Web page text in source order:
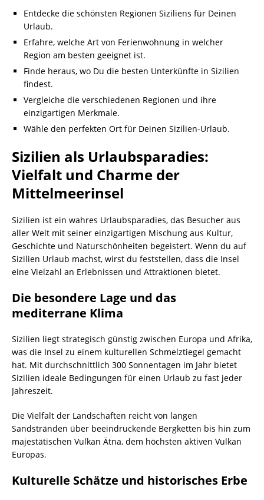
Entdecke die schönsten Regionen Siziliens für Deinen
Urlaub.
Erfahre, welche Art von Ferienwohnung in welcher
Region am besten geeignet ist.
Finde heraus, wo Du die besten Unterkünfte in Sizilien
findest.
Vergleiche die verschiedenen Regionen und ihre
einzigartigen Merkmale.
Wähle den perfekten Ort für Deinen Sizilien-Urlaub.
Sizilien als Urlaubsparadies:
Vielfalt und Charme der
Mittelmeerinsel
Sizilien ist ein wahres Urlaubsparadies, das Besucher aus
aller Welt mit seiner einzigartigen Mischung aus Kultur,
Geschichte und Naturschönheiten begeistert. Wenn du auf
Sizilien Urlaub machst, wirst du feststellen, dass die Insel
eine Vielzahl an Erlebnissen und Attraktionen bietet.
Die besondere Lage und das
mediterrane Klima
Sizilien liegt strategisch günstig zwischen Europa und Afrika,
was die Insel zu einem kulturellen Schmelztiegel gemacht
hat. Mit durchschnittlich 300 Sonnentagen im Jahr bietet
Sizilien ideale Bedingungen für einen Urlaub zu fast jeder
Jahreszeit.
Die Vielfalt der Landschaften reicht von langen
Sandstränden über beeindruckende Bergketten bis hin zum
majestätischen Vulkan Ätna, dem höchsten aktiven Vulkan
Europas.
Kulturelle Schätze und historisches Erbe